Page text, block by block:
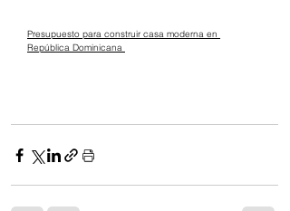
Presupuesto para construir casa moderna en
República Dominicana